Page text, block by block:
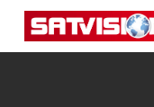
Skip